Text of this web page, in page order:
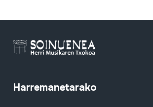
Harremanetarako